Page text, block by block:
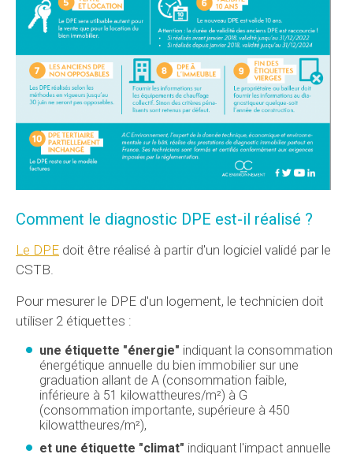
Comment le diagnostic DPE est-il réalisé ?
Le DPE doit être réalisé à partir d'un logiciel validé par le
CSTB.
Pour mesurer le DPE d'un logement, le technicien doit
utiliser 2 étiquettes :
une étiquette "énergie" indiquant la consommation
énergétique annuelle du bien immobilier sur une
graduation allant de A (consommation faible,
inférieure à 51 kilowattheures/m²) à G
(consommation importante, supérieure à 450
kilowattheures/m²),
et une étiquette "climat" indiquant l'impact annuelle